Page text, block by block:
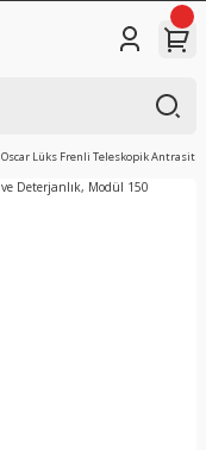
Oscar Lüks Frenli Teleskopik Antrasit